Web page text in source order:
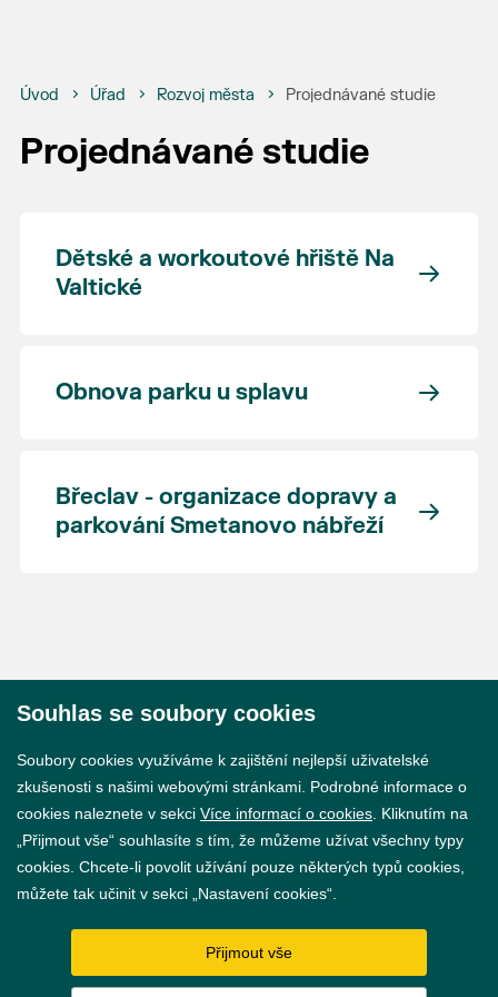
Úvod Úřad Rozvoj města Projednávané studie
Projednávané studie
Dětské a workoutové hřiště Na
Valtické
Obnova parku u splavu
Břeclav - organizace dopravy a
parkování Smetanovo nábřeží
GDPR
Nastavení cookies
Souhlas se soubory cookies
Soubory cookies využíváme k zajištění nejlepší uživatelské
zkušenosti s našimi webovými stránkami. Podrobné informace o
cookies naleznete v sekci Více informací o cookies . Kliknutím na
„Přijmout vše“ souhlasíte s tím, že můžeme užívat všechny typy
cookies. Chcete-li povolit užívání pouze některých typů cookies,
můžete tak učinit v sekci „Nastavení cookies“.
Přijmout vše